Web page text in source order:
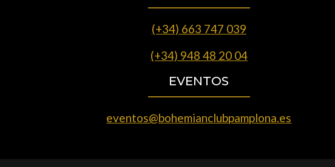
(+34) 663 747 039
(+34) 948 48 20 04
EVENTOS
eventos@bohemianclubpamplona.es